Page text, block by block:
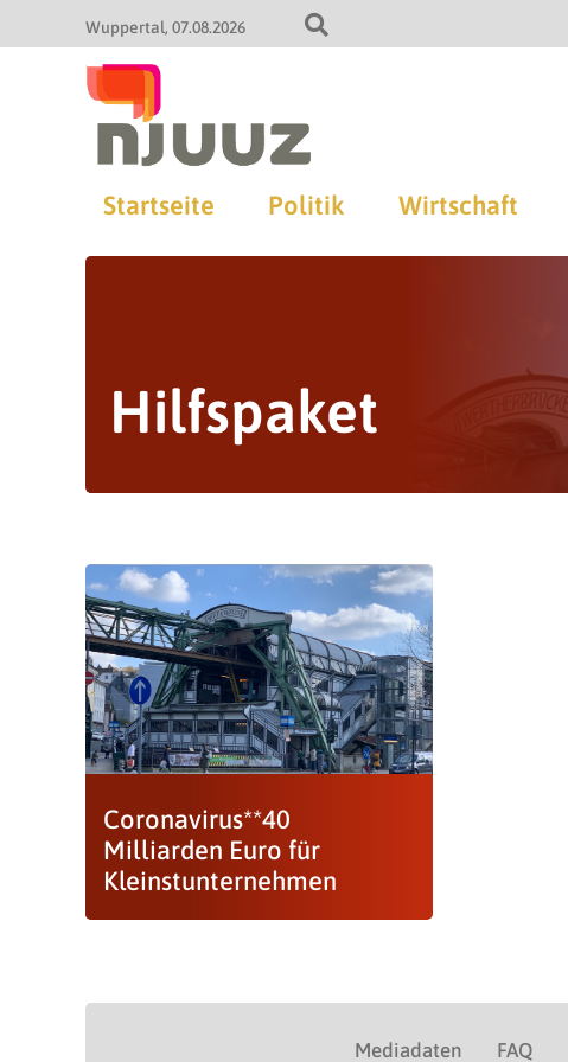
Wuppertal 07.08.2026
Startseite Politik Wirtschaft
Hilfspaket
Coronavirus**40
Milliarden Euro für
Kleinstunternehmen
Mediadaten FAQ